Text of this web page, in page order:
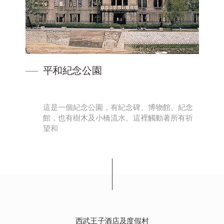
平和紀念公園
這是一個紀念公園，有紀念碑、博物館、紀念
館，也有樹木及小橋流水。這裡觸動著所有祈
望和
西武王子酒店及度假村